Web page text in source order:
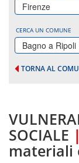
Firenze
CERCA UN COMUNE
Bagno a Ripoli
TORNA AL
SOCIALE |
materiali